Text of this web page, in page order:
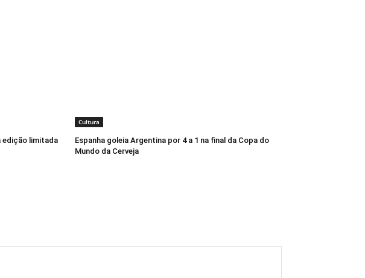
edição limitada
Cultura
Espanha goleia Argentina por 4 a 1 na final da Copa do
Mundo da Cerveja